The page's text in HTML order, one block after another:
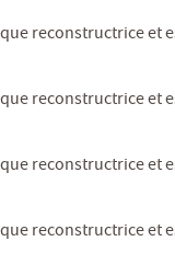
reconstructrice et
reconstructrice et
reconstructrice et
reconstructrice et